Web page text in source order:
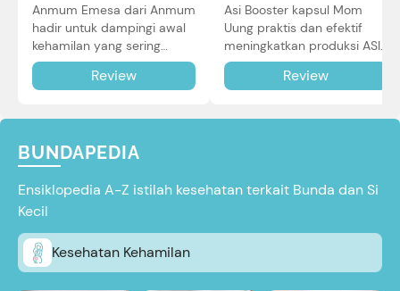
Anmum Emesa dari Anmum
hadir untuk dampingi awal
kehamilan yang sering
diiringi dengan mual dan
muntah. Simak reviewnya di
Review
Asi Booster kapsul Mom
Uung praktis dan efektif
meningkatkan produksi ASI
Bunda untuk Si Kecil. Simak
review lengkapnya di sini.
Review
BUNDAPEDIA
Ensiklopedia A-Z istilah kesehatan terkait Bunda dan Si
Kecil
Kesehatan Kehamilan